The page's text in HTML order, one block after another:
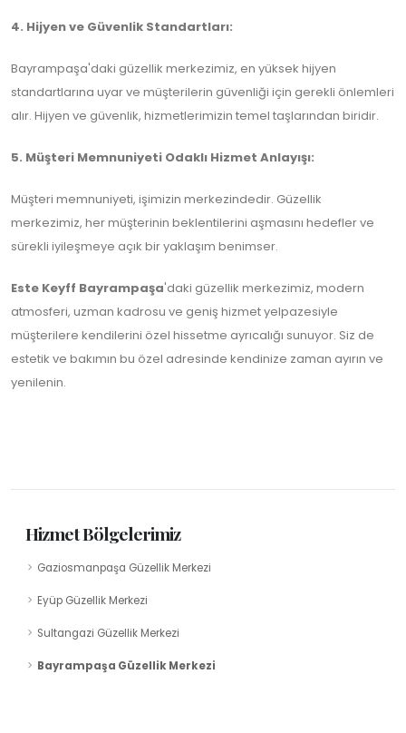
4. Hijyen ve Güvenlik Standartları:
Bayrampaşa'daki güzellik merkezimiz, en yüksek hijyen
standartlarına uyar ve müşterilerin güvenliği için gerekli önlemleri
alır. Hijyen ve güvenlik, hizmetlerimizin temel taşlarından biridir.
5. Müşteri Memnuniyeti Odaklı Hizmet Anlayışı:
Müşteri memnuniyeti, işimizin merkezindedir. Güzellik
merkezimiz, her müşterinin beklentilerini aşmasını hedefler ve
sürekli iyileşmeye açık bir yaklaşım benimser.
Este Keyff Bayrampaşa'daki güzellik merkezimiz, modern
atmosferi, uzman kadrosu ve geniş hizmet yelpazesiyle
müşterilere kendilerini özel hissetme ayrıcalığı sunuyor. Siz de
estetik ve bakımın bu özel adresinde kendinize zaman ayırın ve
yenilenin.
Hizmet Bölgelerimiz
Gaziosmanpaşa Güzellik Merkezi
Eyüp Güzellik Merkezi
Sultangazi Güzellik Merkezi
Bayrampaşa Güzellik Merkezi